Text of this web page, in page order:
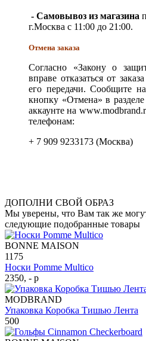
- Самовывоз из магазина
г.Москва с 11:00 до 21:00.
Отмена заказа
Согласно «Закону о
вправе отказаться от
его передачи. Сообщите
кнопку «Отмена» в
аккаунте на
телефонам:
+ 7 909 9233173 (Москва)
ДОПОЛНИ СВОЙ ОБРАЗ
Мы уверены, что Вам так же
следующие подобранные товары
BONNE MAISON
1175
Носки Pomme Multico
2350, - р
MODBRAND
Упаковка Коробка Тишью Лента
500